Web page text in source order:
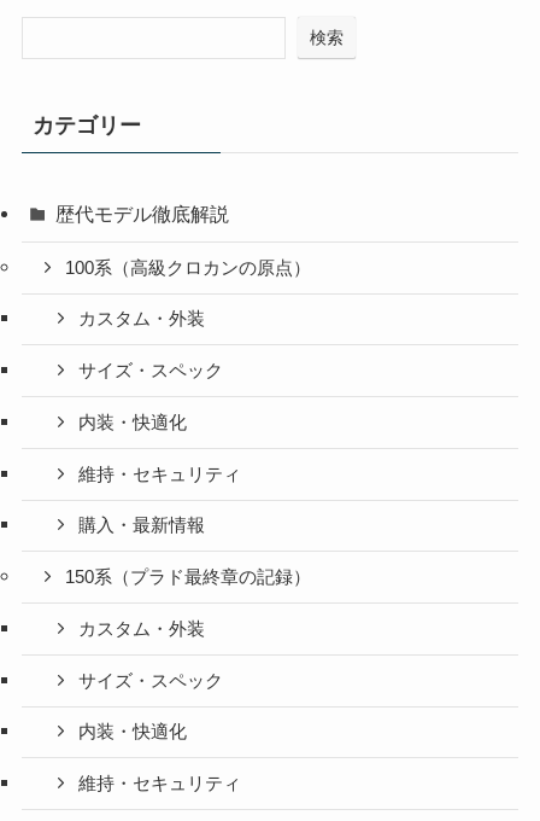
検索
カテゴリー
歴代モデル徹底解説
100系（高級クロカンの原点）
カスタム・外装
サイズ・スペック
内装・快適化
維持・セキュリティ
購入・最新情報
150系（プラド最終章の記録）
カスタム・外装
サイズ・スペック
内装・快適化
維持・セキュリティ